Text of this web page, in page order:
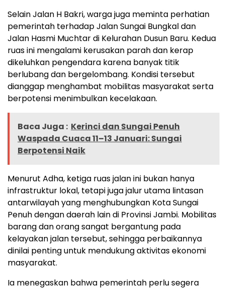
Selain Jalan H Bakri, warga juga meminta perhatian
pemerintah terhadap Jalan Sungai Bungkal dan
Jalan Hasmi Muchtar di Kelurahan Dusun Baru. Kedua
ruas ini mengalami kerusakan parah dan kerap
dikeluhkan pengendara karena banyak titik
berlubang dan bergelombang. Kondisi tersebut
dianggap menghambat mobilitas masyarakat serta
berpotensi menimbulkan kecelakaan.
Baca Juga : Kerinci dan Sungai Penuh
Waspada Cuaca 11–13 Januari: Sungai
Berpotensi Naik
Menurut Adha, ketiga ruas jalan ini bukan hanya
infrastruktur lokal, tetapi juga jalur utama lintasan
antarwilayah yang menghubungkan Kota Sungai
Penuh dengan daerah lain di Provinsi Jambi. Mobilitas
barang dan orang sangat bergantung pada
kelayakan jalan tersebut, sehingga perbaikannya
dinilai penting untuk mendukung aktivitas ekonomi
masyarakat.
Ia menegaskan bahwa pemerintah perlu segera